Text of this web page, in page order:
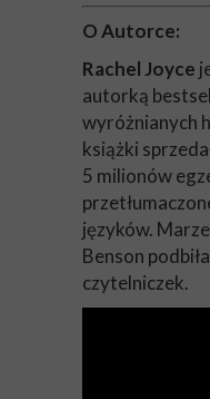
O Autorce:
Rachel Joyce
autorką
wyróżnianych
książki
5 milionów
języków.
Benson
czytelniczek.